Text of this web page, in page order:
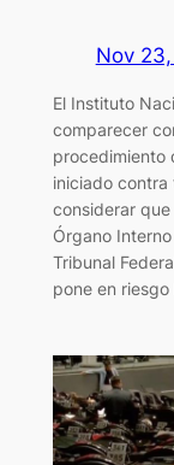
Nov
El Instituto
comparecer
procedimiento
iniciado contra
considerar
Órgano
Tribunal
pone en